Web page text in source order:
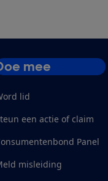
mee
lid
een actie of claim
Panel
misleiding